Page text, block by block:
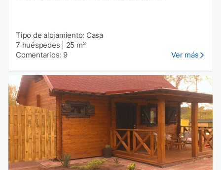
Tipo de alojamiento: Casa
7 huéspedes
25 m²
Comentarios: 9
Ver más